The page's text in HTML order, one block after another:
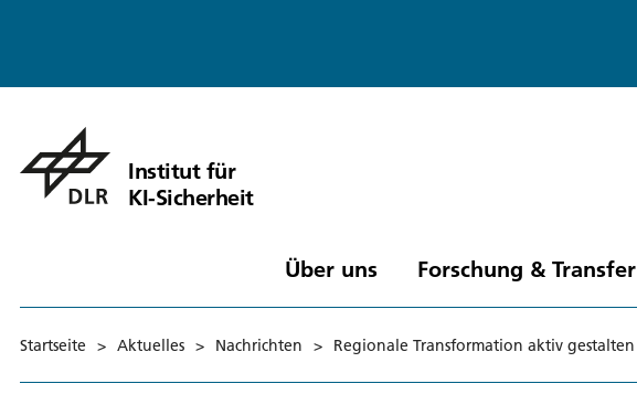
Institut für
KI-Sicherheit
Über uns Forschung & Transfer
Startseite > Aktuelles > Nachrichten > Regionale Transformation aktiv gestalten